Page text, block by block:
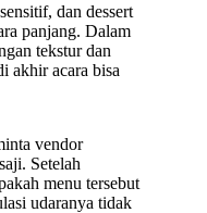
dan dessert
panjang. Dalam
tekstur dan
akhir acara bisa
vendor
Setelah
menu tersebut
udaranya tidak